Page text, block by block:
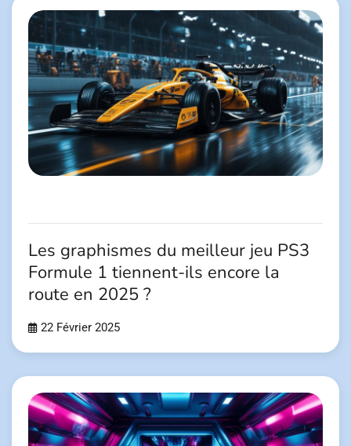
Les graphismes du meilleur jeu PS3
Formule 1 tiennent-ils encore la
route en 2025 ?
22 Février 2025